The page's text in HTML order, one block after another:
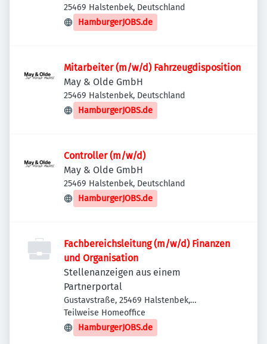
25469 Halstenbek, Deutschland
HamburgerJOBS.de
Mitarbeiter (m/w/d) Fahrzeugdisposition
May & Olde GmbH
25469 Halstenbek, Deutschland
HamburgerJOBS.de
Controller (m/w/d)
May & Olde GmbH
25469 Halstenbek, Deutschland
HamburgerJOBS.de
Fachbereichsleitung (m/w/d) Finanzen
und Organisation
Stellenanzeigen aus einem
Partnerportal
Gustavstraße, 25469 Halstenbek,
Deutschland
Teilweise Homeoffice
HamburgerJOBS.de